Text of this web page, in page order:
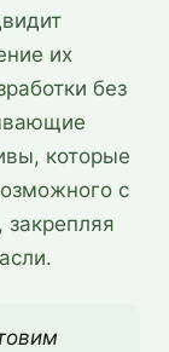
их
без
которые
с